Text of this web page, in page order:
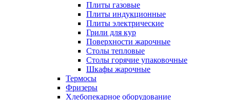
Плиты газовые
Плиты индукционные
Плиты электрические
Грили для кур
Поверхности жарочные
Столы тепловые
Столы горячие упаковочные
Шкафы жарочные
Термосы
Фризеры
Хлебопекарное оборудование